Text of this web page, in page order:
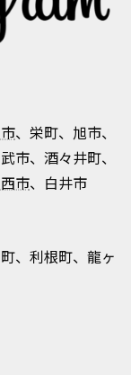
、栄町、旭市、
市、酒々井町、
市、白井市
、利根町、龍ヶ